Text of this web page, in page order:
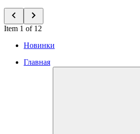
Item 1 of 12
Новинки
Главная